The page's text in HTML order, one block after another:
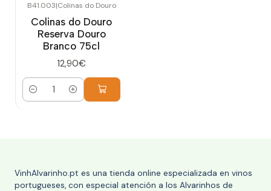
B41.003|Colinas do Douro
Colinas do Douro
Reserva Douro
Branco 75cl
12,90€
Cantidad
VinhAlvarinho.pt es una tienda online especializada en vinos
portugueses, con especial atención a los Alvarinhos de